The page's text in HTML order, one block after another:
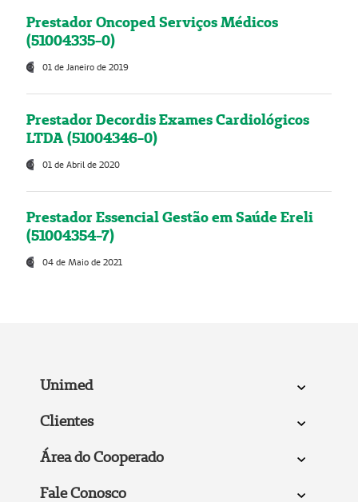
Prestador Oncoped Serviços Médicos
(51004335-0)
01 de Janeiro de 2019
Prestador Decordis Exames Cardiológicos
LTDA (51004346-0)
01 de Abril de 2020
Prestador Essencial Gestão em Saúde Ereli
(51004354-7)
04 de Maio de 2021
Unimed
Clientes
Área do Cooperado
Fale Conosco